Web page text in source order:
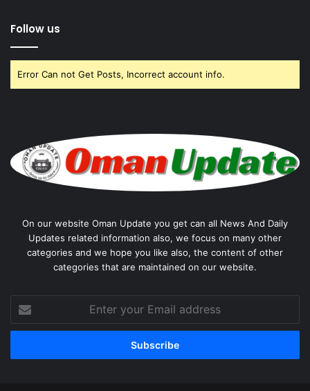
Follow us
Error Can not Get Posts, Incorrect account info.
On our website Oman Update you get can all News And Daily
Updates related information also, we focus on many other
categories and we hope you like also, the content of other
categories that are maintained on our website.
your
Email